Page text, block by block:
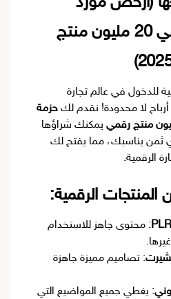
منتجات رقمية عربي 20 مليون منتج
للدخول في عالم تجارة
لا محدودة! نقدم لك حزمة
يمكنك شراؤها
ثمن يناسبك، مما يفتح لك
الرقمية.
الرقمية:
: محتوى جاهز للاستخدام
: تصاميم مميزة جاهزة
: يغطي جميع المواضيع التي